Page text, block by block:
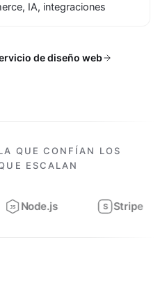
IA, integraciones
de diseño web
QUE CONFÍAN LOS
ESCALAN
S Stripe Figma